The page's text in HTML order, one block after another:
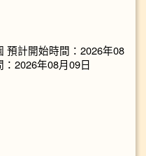
預計開始時間：2026年08
2026年08月09日